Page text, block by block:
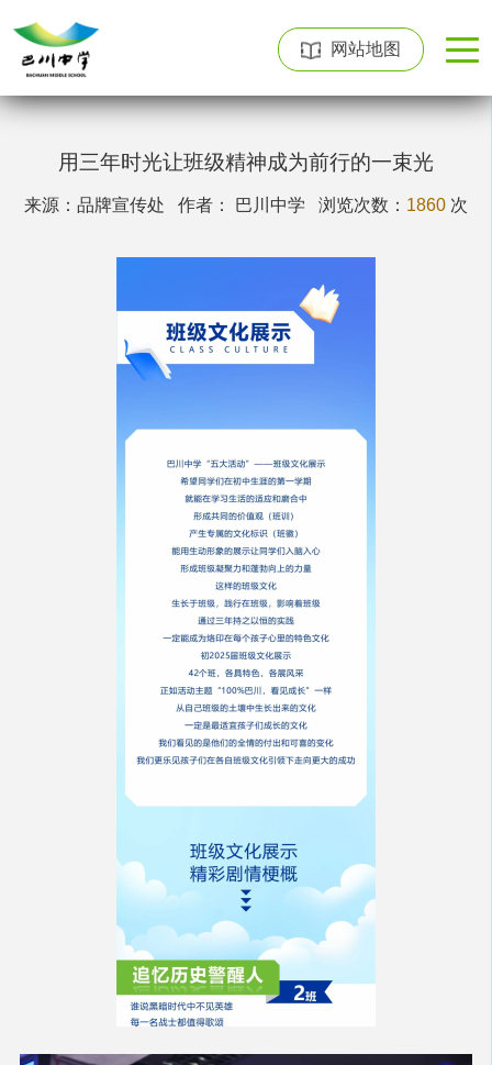
网站地图
用三年时光让班级精神成为前行的一束光
来源：品牌宣传处 作者： 巴川中学 浏览次数： 1860 次